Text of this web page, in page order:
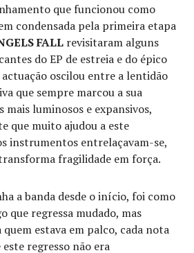
que funcionou como
condensada pela primeira etapa
FALL revisitaram alguns
do EP de estreia e do épico
actuação oscilou entre a lentidão
que sempre marcou a sua
mais luminosos e expansivos,
que muito ajudou a este
instrumentos entrelaçavam-se,
fragilidade em força.
a banda desde o início, foi como
que regressa mudado, mas
estava em palco, cada nota
regresso não era